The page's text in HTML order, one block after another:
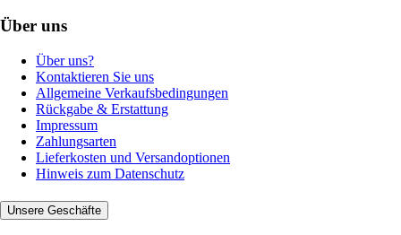
Über uns
Über uns?
Kontaktieren Sie uns
Allgemeine Verkaufsbedingungen
Rückgabe & Erstattung
Impressum
Zahlungsarten
Lieferkosten und Versandoptionen
Hinweis zum Datenschutz
Unsere Geschäfte